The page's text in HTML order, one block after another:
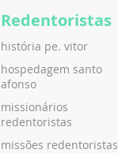
Redentoristas
história pe. vitor
hospedagem santo
afonso
missionários
redentoristas
missões redentoristas